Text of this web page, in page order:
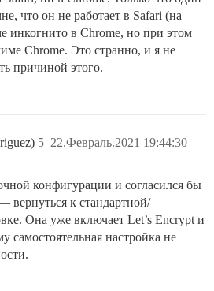
что он не работает в Safari (на
инкогнито в Chrome, но при этом
Chrome. Это странно, и я не
причиной этого.
22.Февраль.2021 19:44:30
5
конфигурации и согласился бы
вернуться к стандартной/
Она уже включает Let’s Encrypt и
самостоятельная настройка не